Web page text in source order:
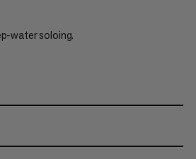
water soloing.